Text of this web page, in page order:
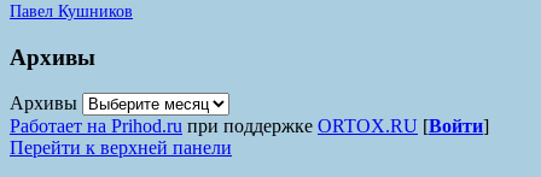
Павел Кушников
Архивы
Архивы
Работает на Prihod.ru при поддержке ORTOX.RU [Войти]
Перейти к верхней панели